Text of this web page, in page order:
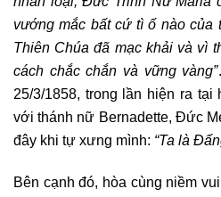
vướng mắc bất cứ tì ố nào
Thiên Chúa đã mạc khải và vì
cách chắc chắn và vững vàng”
25/3/1858, trong lần hiện ra
với thánh nữ Bernadette, Đức
đây khi tự xưng mình: “Ta là
Bên cạnh đó, hòa cùng niềm